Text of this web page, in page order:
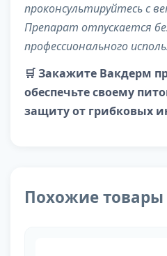
проконсультируйтесь с
Препарат отпускается
профессионального
🛒 Закажите Вакдерм
обеспечьте своему
защиту от грибковых
Похожие товары